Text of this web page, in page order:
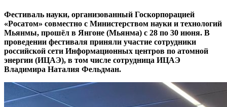
Фестиваль науки, организованный Госкорпорацией
«Росатом» совместно с Министерством науки и технологий
Мьянмы, прошёл в Янгоне (Мьянма) с 28 по 30 июня. В
проведении фестиваля приняли участие сотрудники
российской сети Информационных центров по атомной
энергии (ИЦАЭ), в том числе сотрудница ИЦАЭ
Владимира Наталия Фельдман.